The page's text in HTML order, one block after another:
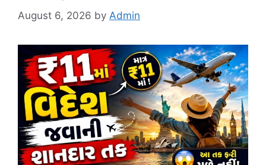
August 6, 2026 by Admin